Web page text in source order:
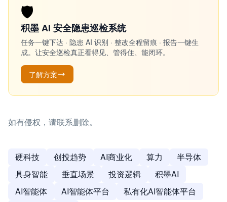
🛡️
积墨 AI 安全隐患巡检系统
任务一键下达 · 隐患 AI 识别 · 整改全程留痕 · 报告一键生
成。让安全巡检真正看得见、管得住、能闭环。
了解方案
如有侵权，请联系删除。
硬科技 创投趋势 AI商业化 算力
半导体
具身智能
垂直场景 投资逻辑
积墨AI
AI智能体
AI智能体平台
私有化AI智能体平台